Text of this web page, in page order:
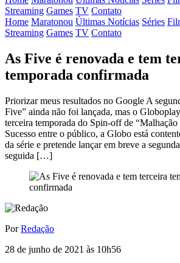
Streaming Games TV Contato
Home Maratonou Últimas Notícias Séries
Streaming Games TV Contato
As Five é renovada e tem
temporada confirmada
Priorizar meus resultados no Google A
Five” ainda não foi lançada, mas o
terceira temporada do Spin-off de
Sucesso entre o público, a Globo está
da série e pretende lançar em breve a
seguida […]
PorRedação
28 de junho de 2021 às 10h56